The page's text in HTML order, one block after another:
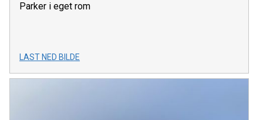
Parker i eget rom
LAST NED BILDE